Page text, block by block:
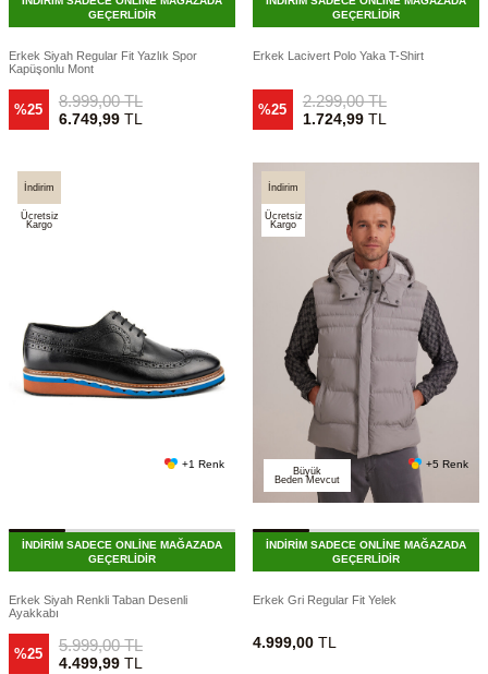
GEÇERLİDİR
Erkek Siyah Regular Fit Yazlık Spor
Kapüşonlu Mont
%25 8.999,00TL
6.749,99TL
GEÇERLİDİR
Erkek Lacivert Polo Yaka T-Shirt
%25 2.299,00TL
1.724,99TL
İndirim
Ücretsiz
Kargo
+1 Renk
İNDİRİM SADECE ONLİNE MAĞAZADA
GEÇERLİDİR
Erkek Siyah Renkli Taban Desenli
Ayakkabı
%25 5.999,00TL
4.499,99TL
İndirim
Ücretsiz
Kargo
Büyük
Beden Mevcut
+5 Renk
İNDİRİM SADECE ONLİNE MAĞAZADA
GEÇERLİDİR
Erkek Gri Regular Fit Yelek
4.999,00 TL